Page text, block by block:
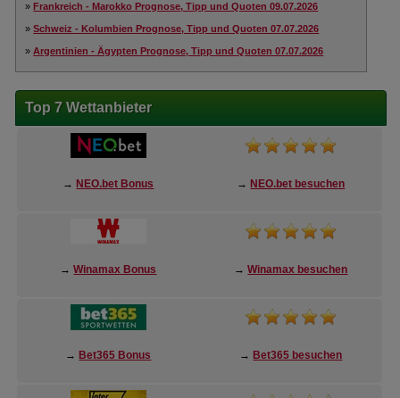
»Frankreich - Marokko Prognose, Tipp und Quoten 09.07.2026
»Schweiz - Kolumbien Prognose, Tipp und Quoten 07.07.2026
»Argentinien - Ägypten Prognose, Tipp und Quoten 07.07.2026
Top 7 Wettanbieter
→ NEO.bet Bonus → NEO.bet besuchen
→Winamax Bonus →Winamax besuchen
→ Bet365 Bonus → Bet365 besuchen